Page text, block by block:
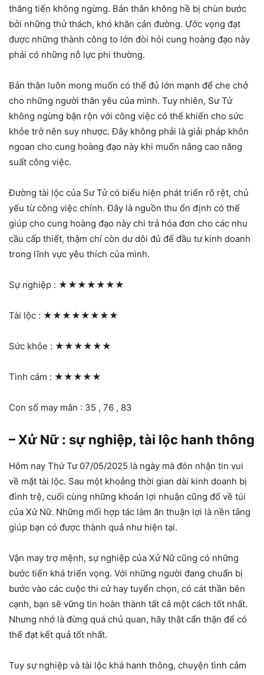
thăng tiến không ngừng. Bản thân không hề bị chùn bước
bởi những thử thách, khó khăn cản đường. Ước vọng đạt
được những thành công to lớn đòi hỏi cung hoàng đạo này
phải có những nỗ lực phi thường.
Bản thân luôn mong muốn có thể đủ lớn mạnh để che chở
cho những người thân yêu của mình. Tuy nhiên, Sư Tử
không ngừng bận rộn với công việc có thể khiến cho sức
khỏe trở nên suy nhược. Đây không phải là giải pháp khôn
ngoan cho cung hoàng đạo này khi muốn nâng cao năng
suất công việc.
Đường tài lộc của Sư Tử có biểu hiện phát triển rõ rệt, chủ
yếu từ công việc chính. Đây là nguồn thu ổn định có thể
giúp cho cung hoàng đạo này chi trả hóa đơn cho các nhu
cầu cấp thiết, thậm chí còn dư dôi đủ để đầu tư kinh doanh
trong lĩnh vực yêu thích của mình.
Sự nghiệp : ★★★★★★★
Tài lộc : ★★★★★★★★
Sức khỏe : ★★★★★★
Tình cảm : ★★★★★
Con số may mắn : 35 , 76 , 83
– Xử Nữ : sự nghiệp, tài lộc hanh thông
Hôm nay Thứ Tư 07/05/2025 là ngày mà đón nhận tin vui
về mặt tài lộc. Sau một khoảng thời gian dài kinh doanh bị
đình trệ, cuối cùng những khoản lợi nhuận cũng đổ về túi
của Xử Nữ. Những mối hợp tác làm ăn thuận lợi là nền tảng
giúp bạn có được thành quả như hiện tại.
Vận may trợ mệnh, sự nghiệp của Xử Nữ cũng có những
bước tiến khá triển vọng. Với những người đang chuẩn bị
bước vào các cuộc thi cử hay tuyển chọn, có cát thần bên
cạnh, bạn sẽ vững tin hoàn thành tất cả một cách tốt nhất.
Nhưng nhớ là đừng quá chủ quan, hãy thật cẩn thận để có
thể đạt kết quả tốt nhất.
Tuy sự nghiệp và tài lộc khá hanh thông, chuyện tình cảm